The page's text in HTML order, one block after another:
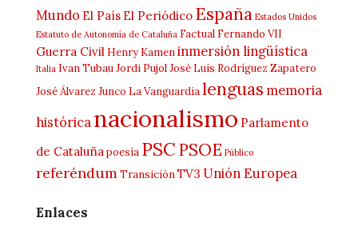
Mundo El País El Periódico España Estados Unidos
Estatuto de Autonomía de Cataluña Factual Fernando VII
Guerra Civil Henry Kameninmersión lingüística
Italia Ivan TubauJordi PujolJosé Luis Rodríguez Zapatero
José Álvarez Junco La Vanguardialenguas memoria
históricanacionalismo Parlamento
de Cataluñapoesía PSCPSOE Público
referéndumTransiciónTV3 Unión Europea
Enlaces